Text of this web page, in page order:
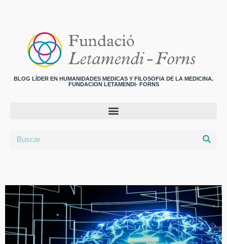
BLOG LÍDER EN HUMANIDADES MEDICAS Y FILOSOFIA DE LA MEDICINA.
FUNDACION LETAMENDI- FORNS